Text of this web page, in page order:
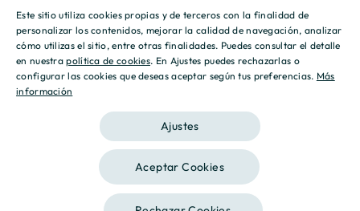
Promociones
Madrid
Barcelona
Culmia
Sobre
nosotros
Sala
de
prensa
Informes
Líneas
de
negocio
Vivienda
Asequible
Vivienda
Alquiler
Gestión
Actualidad
Tendencias
Innovación
Recursos
Política de privacidad Política de Cookies
SPANISH
ENGLISH
Este sitio utiliza cookies propias y de terceros con la finalidad de
personalizar los contenidos, mejorar la calidad de navegación, analizar
cómo utilizas el sitio, entre otras finalidades. Puedes consultar el detalle
en nuestrapolítica de cookies. En Ajustes puedes rechazarlas o
configurar las cookies que deseas aceptar según tus preferencias. Más
información
Ajustes
Aceptar Cookies